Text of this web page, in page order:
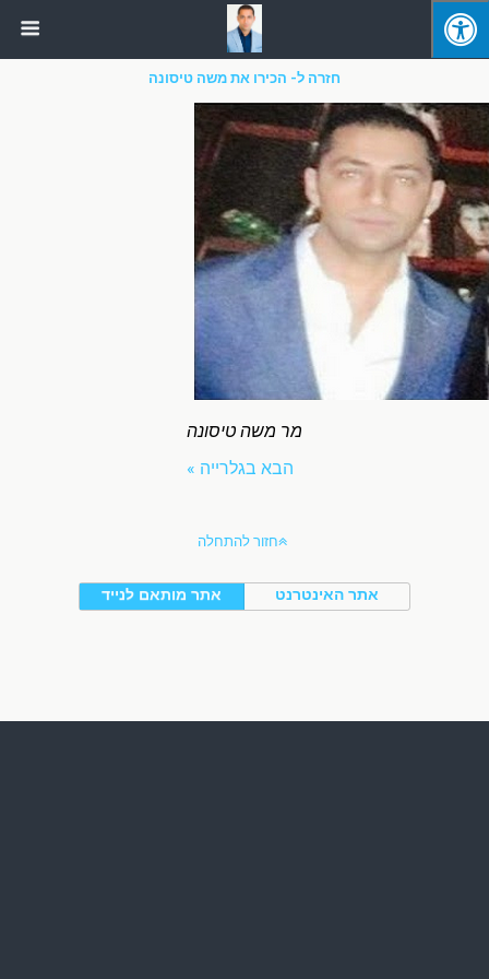
חזרה ל- הכירו את משה טיסונה
מר משה טיסונה
הבא בגלרייה »
חזור להתחלה
אתר מותאם לנייד אתר האינטרנט